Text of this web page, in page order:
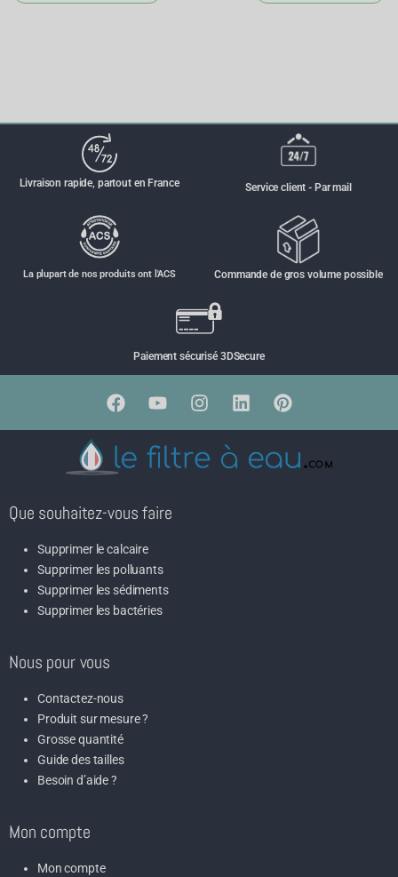
Livraison rapide, partout en France Service client - Par mail
La plupart de nos produits ont l'ACS Commande de gros volume possible
Paiement sécurisé 3DSecure
Que souhaitez-vous faire
Supprimer le calcaire
Supprimer les polluants
Supprimer les sédiments
Supprimer les bactéries
Nous pour vous
Contactez-nous
Produit sur mesure ?
Grosse quantité
Guide des tailles
Besoin d’aide ?
Mon compte
Mon compte